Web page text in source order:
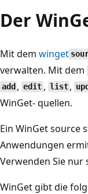
Der
Mit dem winget
verwalten. Mit dem
add ,edit, list ,
WinGet- quellen.
Ein WinGet source
Anwendungen
Verwenden Sie
WinGet gibt die